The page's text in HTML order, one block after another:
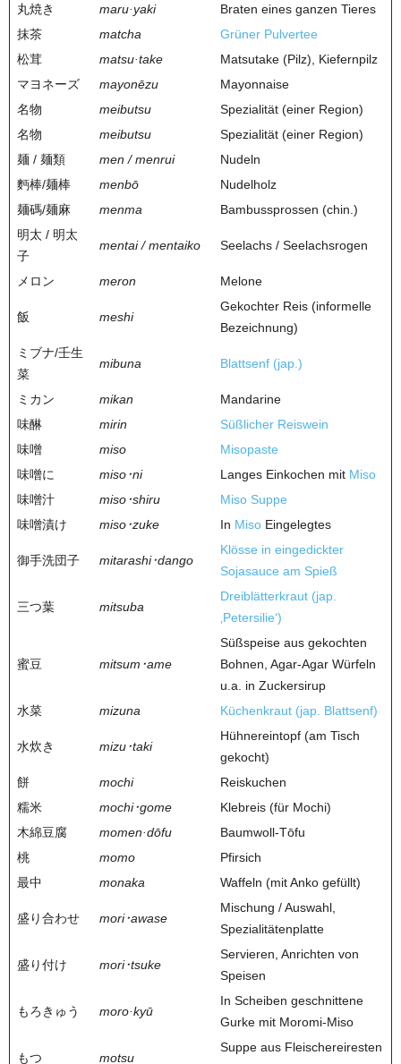
丸焼き
maru·yaki
Braten eines ganzen Tieres
抹茶
matcha
Grüner Pulvertee
松茸
matsu·take
Matsutake (Pilz), Kiefernpilz
マヨネーズ
mayonēzu
Mayonnaise
名物
meibutsu
Spezialität (einer Region)
名物
meibutsu
Spezialität (einer Region)
麺 / 麺類
men / menrui
Nudeln
麪棒/麺棒
menbō
Nudelholz
麺碼/麺麻
menma
Bambussprossen (chin.)
明太 / 明太
子
mentai / mentaiko Seelachs / Seelachsrogen
メロン meron Melone
飯 meshi
Gekochter Reis (informelle
Bezeichnung)
ミブナ/壬生
菜
mibuna Blattsenf (jap.)
ミカン mikan
Mandarine
味醂
mirin
Süßlicher Reiswein
味噌
miso
Misopaste
味噌に
miso･ni Langes Einkochen mit Miso
味噌汁
miso･shiru
Miso Suppe
味噌漬け
miso･zuke In Miso Eingelegtes
御手洗団子 mitarashi･dango
Klösse in eingedickter
Sojasauce am Spieß
三つ葉 mitsuba
Dreiblätterkraut (jap.
‚Petersilie‘)
蜜豆 mitsum･ame
Süßspeise aus gekochten
Bohnen, Agar-Agar Würfeln
u.a. in Zuckersirup
水菜
mizuna Küchenkraut (jap. Blattsenf)
水炊き mizu･taki
Hühnereintopf (am Tisch
gekocht)
餅
mochi
Reiskuchen
糯米
mochi･gome
Klebreis (für Mochi)
木綿豆腐
momen·dōfu
Baumwoll-Tōfu
桃
momo
Pfirsich
最中
monaka Waffeln (mit Anko gefüllt)
盛り合わせ mori･awase
Mischung / Auswahl,
Spezialitätenplatte
盛り付け mori･tsuke
Servieren, Anrichten von
Speisen
もろきゅう moro·kyū
In Scheiben geschnittene
Gurke mit Moromi-Miso
もつ motsu
Suppe aus Fleischereiresten